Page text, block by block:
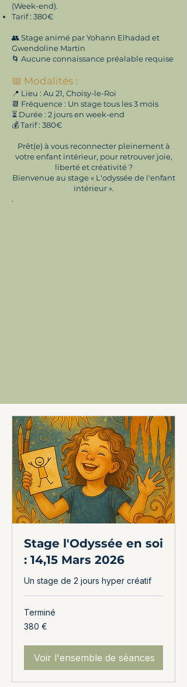
(Week-end).
Tarif : 380€
​👥 Stage animé par Yohann Elhadad et
Gwendoline Martin
🌀 Aucune connaissance préalable requise
📅 Modalités :
📍 Lieu : Au 21, Choisy-le-Roi
📆 Fréquence : Un stage tous les 3 mois
⏳ Durée : 2 jours en week-end
💰 Tarif : 380€
Prêt(e) à vous reconnecter pleinement à
votre enfant intérieur, pour retrouver joie,
liberté et créativité ?
Bienvenue au stage « L'odyssée de l'enfant
intérieur ».
.
Stage l'Odyssée en soi
: 14,15 Mars 2026
Un stage de 2 jours hyper créatif
Terminé
380
euros
380 €
Voir l'ensemble de séances